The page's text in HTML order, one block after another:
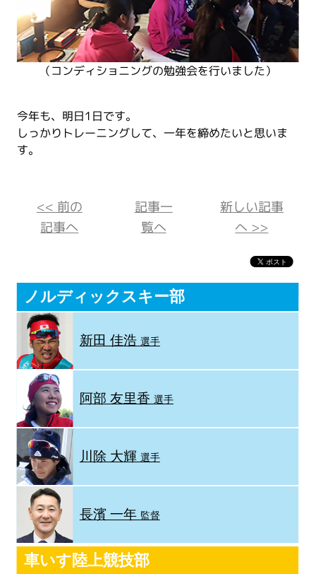
（コンディショニングの勉強会を行いました）
今年も、明日1日です。
しっかりトレーニングして、一年を締めたいと思いま
す。
<< 前の
記事へ
記事一
覧へ
新しい記事
へ >>
ノルディックスキー部
新田 佳浩 選手
阿部 友里香 選手
川除 大輝 選手
長濱 一年 監督
車いす陸上競技部